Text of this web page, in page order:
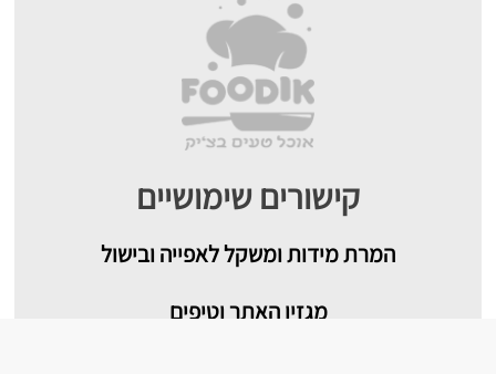
קישורים שימושיים
המרת מידות ומשקל לאפייה ובישול
מגזין האתר וטיפים